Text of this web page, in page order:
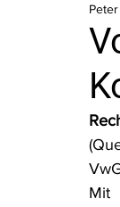
Beihilfen und
Rohstoffrecht
Mit